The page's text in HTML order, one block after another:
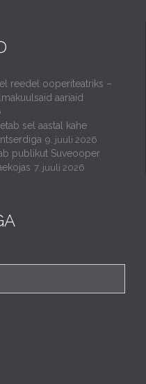
reedel ooperiteatriks –
aariaid
sel aastal kahe
9. juuli 2026
publikut Suveooper
7. juuli 2026